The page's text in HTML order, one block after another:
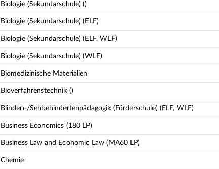
Biologie (Sekundarschule) ()
Biologie (Sekundarschule) (ELF)
Biologie (Sekundarschule) (ELF, WLF)
Biologie (Sekundarschule) (WLF)
Biomedizinische Materialien
Bioverfahrenstechnik ()
Blinden-/Sehbehindertenpädagogik (Förderschule) (ELF, WLF)
Business Economics (180 LP)
Business Law and Economic Law (MA60 LP)
Chemie